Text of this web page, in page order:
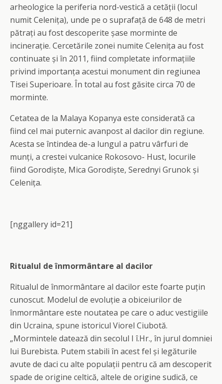
arheologice la periferia nord-vestică a cetății (locul
numit Celenița), unde pe o suprafață de 648 de metri
pătrați au fost descoperite șase morminte de
incinerație. Cercetările zonei numite Celenița au fost
continuate și în 2011, fiind completate informațiile
privind importanța acestui monument din regiunea
Tisei Superioare. În total au fost găsite circa 70 de
morminte.
Cetatea de la Malaya Kopanya este considerată ca
fiind cel mai puternic avanpost al dacilor din regiune.
Acesta se întindea de-a lungul a patru vârfuri de
munți, a crestei vulcanice Rokosovo- Hust, locurile
fiind Gorodiște, Mica Gorodiște, Serednyi Grunok și
Celenița.
[nggallery id=21]
Ritualul de înmormântare al dacilor
Ritualul de înmormântare al dacilor este foarte puțin
cunoscut. Modelul de evoluție a obiceiurilor de
înmormântare este noutatea pe care o aduc vestigiile
din Ucraina, spune istoricul Viorel Ciubotă.
„Mormintele datează din secolul I î.Hr., în jurul domniei
lui Burebista. Putem stabili în acest fel și legăturile
avute de daci cu alte populații pentru că am descoperit
spade de origine celtică, altele de origine sudică, ce